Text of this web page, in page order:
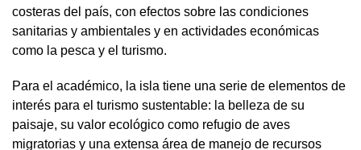
costeras del país, con efectos sobre las condiciones
sanitarias y ambientales y en actividades económicas
como la pesca y el turismo.
Para el académico, la isla tiene una serie de elementos de
interés para el turismo sustentable: la belleza de su
paisaje, su valor ecológico como refugio de aves
migratorias y una extensa área de manejo de recursos